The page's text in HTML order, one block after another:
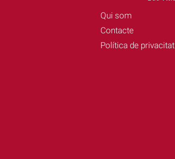
Qui som
Contacte
Política de privacitat